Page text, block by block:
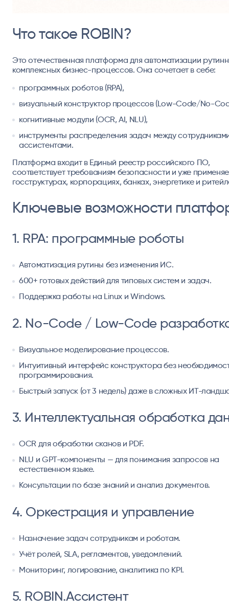
Что такое ROBIN?
Это отечественная платформа для автоматизации
комплексных бизнес-процессов. Она сочетает в себе:
программных роботов (RPA),
визуальный конструктор процессов (Low-Code/No-
когнитивные модули (OCR, AI, NLU),
инструменты распределения задач между
ассистентами.
Платформа входит в Единый реестр российского ПО,
соответствует требованиям безопасности и уже
госструктурах, корпорациях, банках, энергетике и
Ключевые возможности
1. RPA: программные роботы
Автоматизация рутины без изменения ИС.
600+ готовых действий для типовых систем и задач.
Поддержка работы на Linux и Windows.
2. No-Code / Low-Code
Визуальное моделирование процессов.
Интуитивный интерфейс конструктора без
программирования.
Быстрый запуск (от 3 недель) даже в сложных ИТ-
3. Интеллектуальная обработка
OCR для обработки сканов и PDF.
NLU и GPT-компоненты — для понимания запросов на
естественном языке.
Консультации по базе знаний и анализ документов.
4. Оркестрация и управление
Назначение задач сотрудникам и роботам.
Учёт ролей, SLA, регламентов, уведомлений.
Мониторинг, логирование, аналитика по KPI.
5. ROBIN.Ассистент